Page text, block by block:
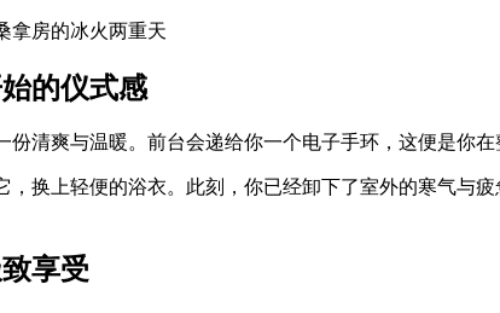
的仪式感
清爽与温暖。前台会递给你一个电子手环，这便是你
，换上轻便的浴衣。此刻，你已经卸下了室外的寒气与
享受